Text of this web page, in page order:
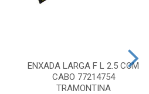
ENXADA LARGA F L 2.5 COM
CABO 77214754
TRAMONTINA